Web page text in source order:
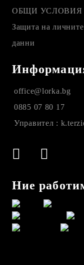
ОБЩИ УСЛОВИЯ
Защита на личните
данни
office@lorka.bg
0885 07 80 17
Управител :
Ние